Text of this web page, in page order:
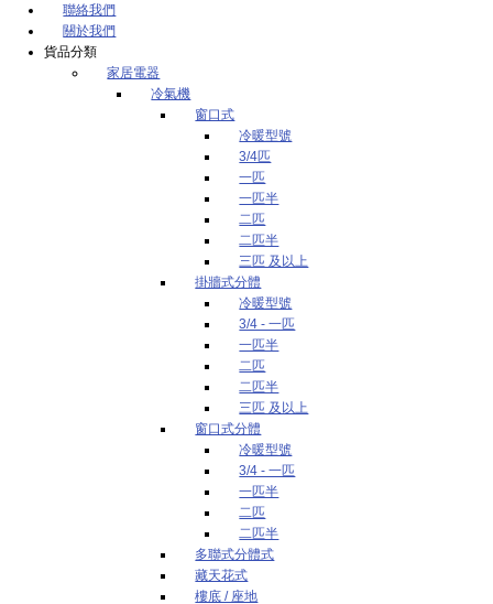
聯絡我們
關於我們
貨品分類
家居電器
冷氣機
窗口式
冷暖型號
3/4匹
一匹
一匹半
二匹
二匹半
三匹 及以上
掛牆式分體
冷暖型號
3/4 - 一匹
一匹半
二匹
二匹半
三匹 及以上
窗口式分體
冷暖型號
3/4 - 一匹
一匹半
二匹
二匹半
多聯式分體式
藏天花式
樓底 / 座地